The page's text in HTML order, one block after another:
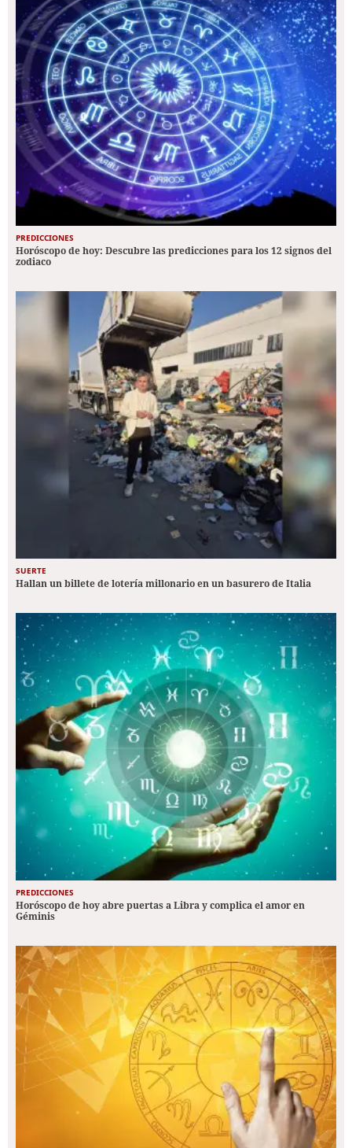
PREDICCIONES
Horóscopo de hoy: Descubre las predicciones para los 12 signos del
zodiaco
SUERTE
Hallan un billete de lotería millonario en un basurero de Italia
PREDICCIONES
Horóscopo de hoy abre puertas a Libra y complica el amor en
Géminis